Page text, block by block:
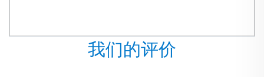
我们的评价